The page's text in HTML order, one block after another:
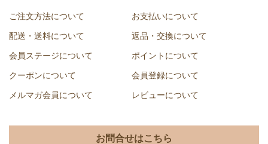
ご注文方法について お支払いについて
配送・送料について 返品・交換について
会員ステージについて ポイントについて
クーポンについて 会員登録について
メルマガ会員について レビューについて
お問合せはこちら